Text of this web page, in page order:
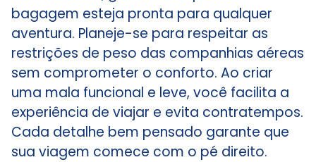
bagagem esteja pronta para qualquer
aventura. Planeje-se para respeitar as
restrições de peso das companhias aéreas
sem comprometer o conforto. Ao criar
uma mala funcional e leve, você facilita a
experiência de viajar e evita contratempos.
Cada detalhe bem pensado garante que
sua viagem comece com o pé direito.